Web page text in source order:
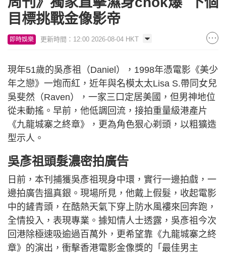
目標挑戰金像影帝
即時娛樂 更新時間：12:00 2026-08-04 HKT
現年51歲的吳彥祖（Daniel），1998年憑電影《美少
年之戀》一炮而紅，近年與名模太太Lisa S.帶同女兒
吳斐然（Raven），一家三口定居美國，但男神地位
從未動搖。早前，他低調回流，接拍重量級港產片
《九龍城寨之終章》，更為角色狠心剃頭，以粗獷造
型示人。
吳彥祖頭髮濃密拍廣告
日前，本刊捕獲吳彥祖現身中環，實行一邊拍戲，一
邊拍廣告搵真銀。現場所見，他戴上假髮，收起電影
中的鏟青頭，在酷熱天氣下穿上防水風褸來回奔跑，
全情投入，表現專業。據知情人士透露，吳彥祖今次
回港除極速吸逾過百萬外，更希望靠《九龍城寨之終
章》的演出，衝擊香港電影金像獎的「最佳男主